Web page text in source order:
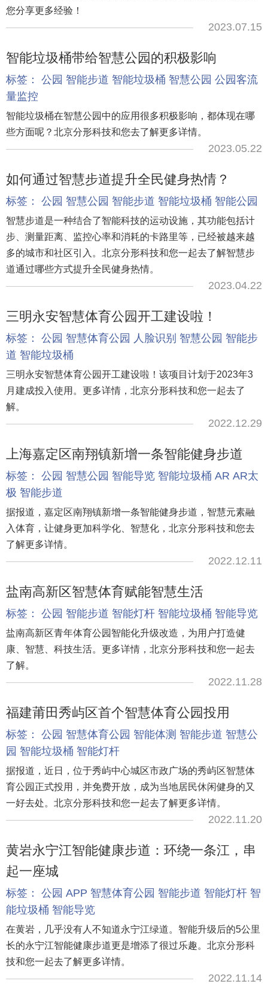
您分享更多经验！
2023.07.15
智能垃圾桶带给智慧公园的积极影响
标签： 公园 智能步道 智能垃圾桶 智慧公园 公园客流
量监控
智能垃圾桶在智慧公园中的应用很多积极影响，都体现在哪
些方面呢？北京分形科技和您去了解更多详情。
2023.05.22
如何通过智慧步道提升全民健身热情？
标签： 公园 智慧公园 智能步道 智能垃圾桶 智能公园
智慧步道是一种结合了智能科技的运动设施，其功能包括计
步、测量距离、监控心率和消耗的卡路里等，已经被越来越
多的城市和社区引入。北京分形科技和您一起去了解智慧步
道通过哪些方式提升全民健身热情。
2023.04.22
三明永安智慧体育公园开工建设啦！
标签： 公园 智慧体育公园 人脸识别 智慧公园 智能步
道 智能垃圾桶
三明永安智慧体育公园开工建设啦！该项目计划于2023年3
月建成投入使用。更多详情，北京分形科技和您一起去了
解。
2022.12.29
上海嘉定区南翔镇新增一条智能健身步道
标签： 公园 智慧公园 智能导览 智能垃圾桶 AR AR太
极 智能步道
据报道，嘉定区南翔镇新增一条智能健身步道，智慧元素融
入体育，让健身更加科学化、智慧化，北京分形科技和您去
了解更多详情。
2022.12.11
盐南高新区智慧体育赋能智慧生活
标签： 公园 智能步道 智能灯杆 智能垃圾桶 智能导览
盐南高新区青年体育公园智能化升级改造，为用户打造健
康、智慧、科技生活。更多详情，北京分形科技和您一起去
了解。
2022.11.28
福建莆田秀屿区首个智慧体育公园投用
标签： 公园 智慧体育公园 智能体测 智能步道 智慧公
园 智能垃圾桶 智能灯杆
据报道，近日，位于秀屿中心城区市政广场的秀屿区智慧体
育公园正式投用，并免费开放，成为当地居民休闲健身的又
一好去处。北京分形科技和您一起去了解更多详情。
2022.11.20
黄岩永宁江智能健康步道：环绕一条江，串
起一座城
标签： 公园 APP 智慧体育公园 智能步道 智能灯杆 智
能垃圾桶 智能导览
在黄岩，几乎没有人不知道永宁江绿道。智能升级后的5公里
长的永宁江智能健康步道更是增添了很过乐趣。北京分形科
技和您一起去了解更多详情。
2022.11.14